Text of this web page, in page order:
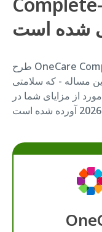
شده است
طرح OneCare Complete ما از نیازهای شما پشتیبانی
مساله - که سلامتی
از مزایای شما در